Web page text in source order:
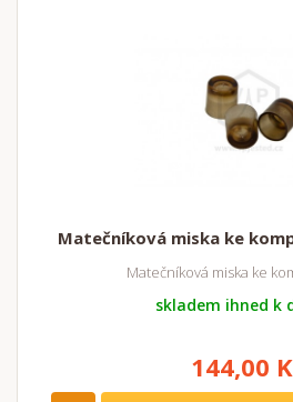
Matečníková miska ke
Matečníková miska ke
skladem ihned k
144,00